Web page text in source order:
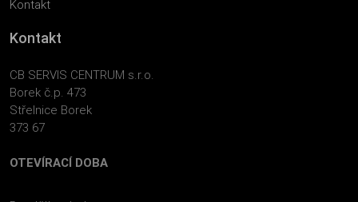
Kontakt
Kontakt
CB SERVIS CENTRUM s.r.o.
Borek č.p. 473
Střelnice Borek
373 67
OTEVÍRACÍ DOBA